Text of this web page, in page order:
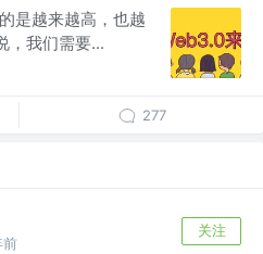
是越来越高，也越
，我们需要...
277
关注